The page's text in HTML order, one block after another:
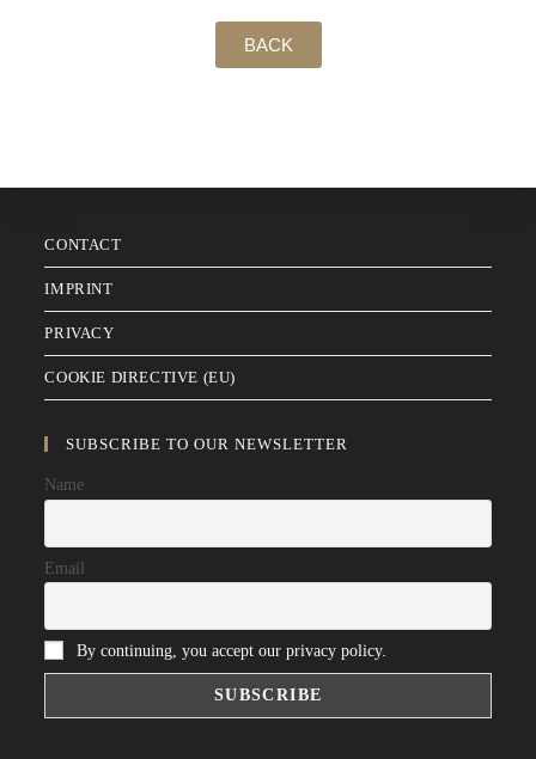
BACK
CONTACT
IMPRINT
PRIVACY
COOKIE DIRECTIVE (EU)
SUBSCRIBE TO OUR NEWSLETTER
Name
Email
By continuing, you accept our privacy policy.